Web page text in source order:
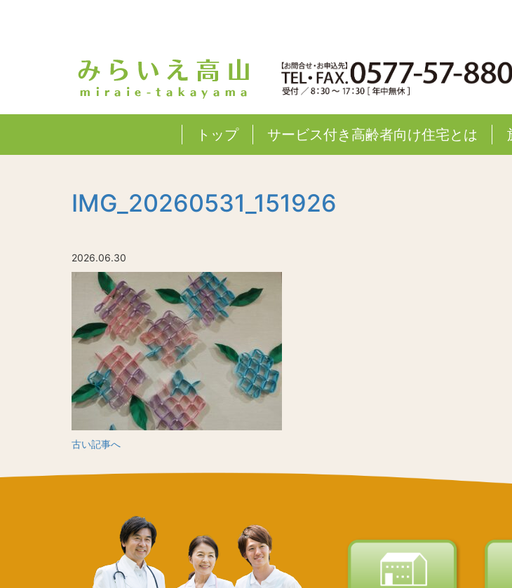
トップ サービス付き高齢者向け住宅とは
IMG_20260531_151926
2026.06.30
古い記事へ